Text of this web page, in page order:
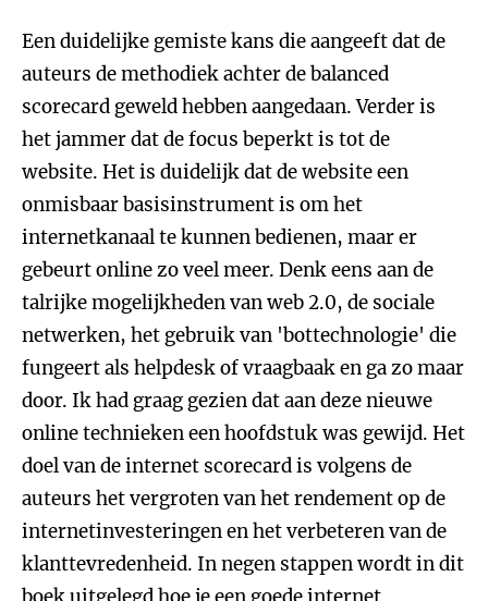
Een duidelijke gemiste kans die aangeeft dat de
auteurs de methodiek achter de balanced
scorecard geweld hebben aangedaan. Verder is
het jammer dat de focus beperkt is tot de
website. Het is duidelijk dat de website een
onmisbaar basisinstrument is om het
internetkanaal te kunnen bedienen, maar er
gebeurt online zo veel meer. Denk eens aan de
talrijke mogelijkheden van web 2.0, de sociale
netwerken, het gebruik van 'bottechnologie' die
fungeert als helpdesk of vraagbaak en ga zo maar
door. Ik had graag gezien dat aan deze nieuwe
online technieken een hoofdstuk was gewijd. Het
doel van de internet scorecard is volgens de
auteurs het vergroten van het rendement op de
internetinvesteringen en het verbeteren van de
klanttevredenheid. In negen stappen wordt in dit